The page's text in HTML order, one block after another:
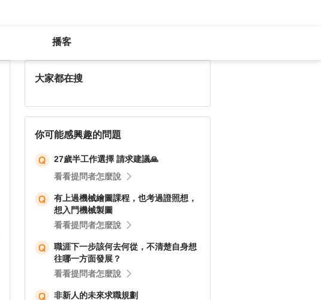
播客
大家都在搜
你可能感興趣的問題
27歲半工作選擇 請求建議🙏
看看提問者怎麼說
有上過機械繪圖課程，也考過證照想，
想入門機械製圖
看看提問者怎麼說
職涯下一步該何去何從，不清楚自身想
往哪一方面發展？
看看提問者怎麼說
非新人的未來求職規劃